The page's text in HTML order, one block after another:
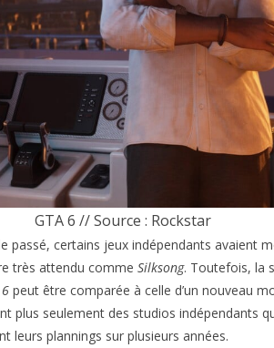
GTA 6 // Source : Rockstar
passé, certains jeux indépendants avaient
très attendu comme Silksong. Toutefois, la
6 peut être comparée à celle d’un nouveau
plus seulement des studios indépendants
leurs plannings sur plusieurs années.